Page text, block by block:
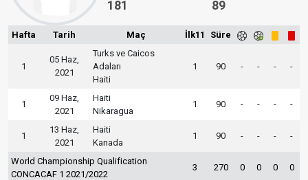
181 89
Hafta Tarih Maç İlk11 Süre
1
05 Haz,
2021
Turks ve Caicos
Adaları
Haiti
1 90 - - - -
1
09 Haz,
2021
Haiti
Nikaragua
1 90 - - - -
1
13 Haz,
2021
Haiti
Kanada
1 90 - - - -
World Championship Qualification
CONCACAF 1 2021/2022
3 270 0 0 0 0